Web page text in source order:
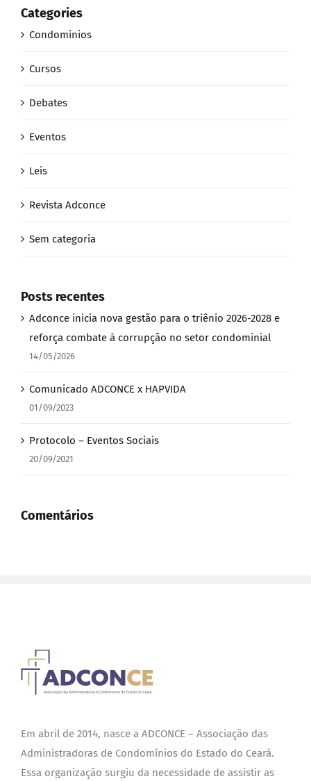
Categories
Condominios
Cursos
Debates
Eventos
Leis
Revista Adconce
Sem categoria
Posts recentes
Adconce inicia nova gestão para o triênio 2026-2028 e
reforça combate à corrupção no setor condominial
14/05/2026
Comunicado ADCONCE x HAPVIDA
01/09/2023
Protocolo – Eventos Sociais
20/09/2021
Comentários
Em abril de 2014, nasce a ADCONCE – Associação das
Administradoras de Condomínios do Estado do Ceará.
Essa organização surgiu da necessidade de assistir as